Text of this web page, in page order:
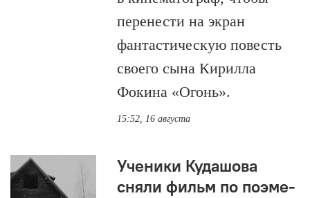
перенести на экран
фантастическую повесть
своего сына Кирилла
Фокина «Огонь».
15:52, 16 августа
Ученики Кудашова
сняли фильм по поэме-